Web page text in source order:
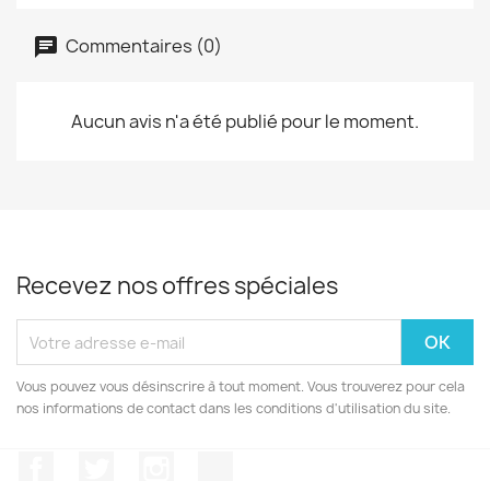
Commentaires (0)
Aucun avis n'a été publié pour le moment.
Recevez nos offres spéciales
Vous pouvez vous désinscrire à tout moment. Vous trouverez pour cela
nos informations de contact dans les conditions d'utilisation du site.